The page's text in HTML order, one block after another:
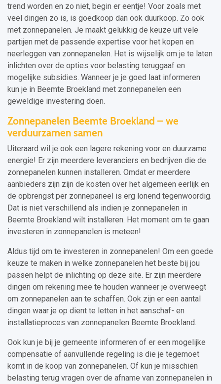
trend worden en zo niet, begin er eentje! Voor zoals met
veel dingen zo is, is goedkoop dan ook duurkoop. Zo ook
met zonnepanelen. Je maakt gelukkig de keuze uit vele
partijen met de passende expertise voor het kopen en
neerleggen van zonnepanelen. Het is wijselijk om je te laten
inlichten over de opties voor belasting teruggaaf en
mogelijke subsidies. Wanneer je je goed laat informeren
kun je in Beemte Broekland met zonnepanelen een
geweldige investering doen.
Zonnepanelen Beemte Broekland – we
verduurzamen samen
Uiteraard wil je ook een lagere rekening voor en duurzame
energie! Er zijn meerdere leveranciers en bedrijven die de
zonnepanelen kunnen installeren. Omdat er meerdere
aanbieders zijn zijn de kosten over het algemeen eerlijk en
de opbrengst per zonnepaneel is erg lonend tegenwoordig.
Dat is niet verschillend als indien je zonnepanelen in
Beemte Broekland wilt installeren. Het moment om te gaan
investeren in zonnepanelen is meteen!
Aldus tijd om te investeren in zonnepanelen! Om een goede
keuze te maken in welke zonnepanelen het beste bij jou
passen helpt de inlichting op deze site. Er zijn meerdere
dingen om rekening mee te houden wanneer je overweegt
om zonnepanelen aan te schaffen. Ook zijn er een aantal
dingen waar je op dient te letten in het aanschaf- en
installatieproces van zonnepanelen Beemte Broekland.
Ook kun je bij je gemeente informeren of er een mogelijke
compensatie of aanvullende regeling is die je tegemoet
komt in de koop van zonnepanelen. Of kun je misschien
belasting terug vragen over de afname van zonnepanelen in